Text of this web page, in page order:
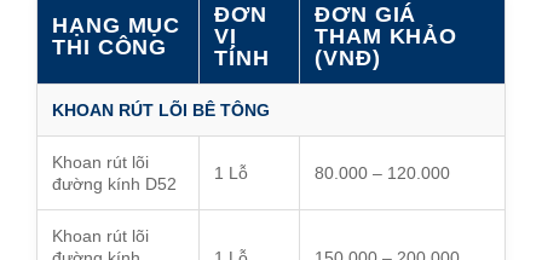
HẠNG MỤC
THI CÔNG
ĐƠN
VỊ
TÍNH
ĐƠN GIÁ
THAM KHẢO
(VNĐ)
KHOAN RÚT LÕI BÊ TÔNG
Khoan rút lõi
đường kính D52
1 Lỗ 80.000 – 120.000
Khoan rút lõi